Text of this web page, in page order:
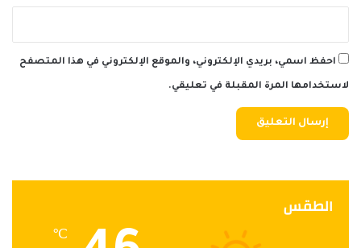
احفظ اسمي، بريدي الإلكتروني، والموقع الإلكتروني في هذا المتصفح
لاستخدامها المرة المقبلة في تعليقي.
الطقس
℃